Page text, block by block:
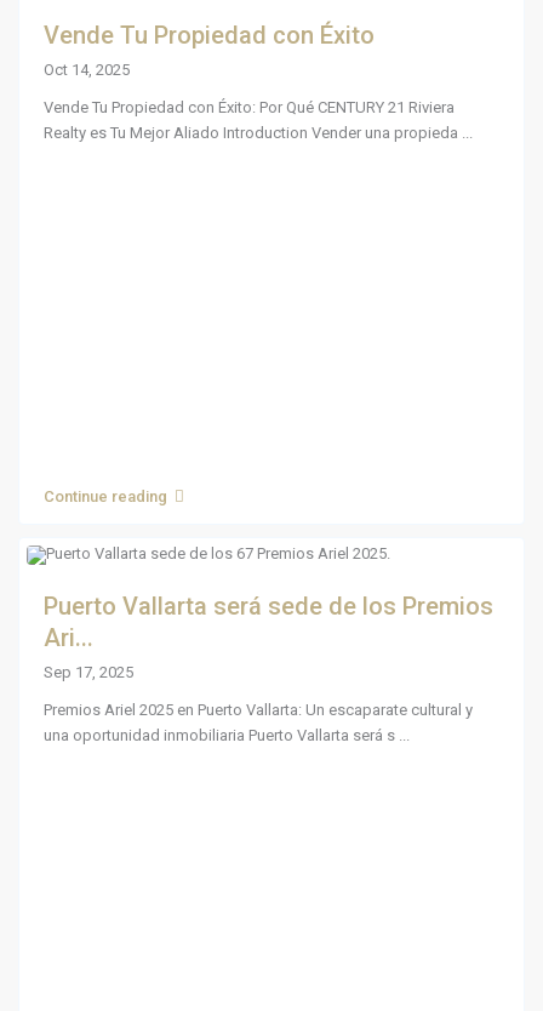
Vende Tu Propiedad con Éxito
Oct 14, 2025
Vende Tu Propiedad con Éxito: Por Qué CENTURY 21 Riviera
Realty es Tu Mejor Aliado Introduction Vender una propieda ...
Continue reading
Puerto Vallarta será sede de los Premios
Ari...
Sep 17, 2025
Premios Ariel 2025 en Puerto Vallarta: Un escaparate cultural y
una oportunidad inmobiliaria Puerto Vallarta será s ...